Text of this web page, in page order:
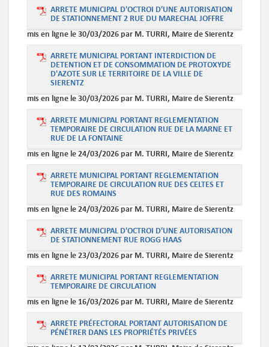
ARRETE MUNICIPAL D'OCTROI D'UNE AUTORISATION
DE STATIONNEMENT 2 RUE DU MARECHAL JOFFRE
mis en ligne le 30/03/2026 par M. TURRI, Maire de Sierentz
ARRETE MUNICIPAL PORTANT INTERDICTION DE
DETENTION ET DE CONSOMMATION DE PROTOXYDE
D'AZOTE SUR LE TERRITOIRE DE LA VILLE DE
SIERENTZ
mis en ligne le 30/03/2026 par M. TURRI, Maire de Sierentz
ARRETE MUNICIPAL PORTANT REGLEMENTATION
TEMPORAIRE DE CIRCULATION RUE DE LA MARNE ET
RUE DE LA FONTAINE
mis en ligne le 24/03/2026 par M. TURRI, Maire de Sierentz
ARRETE MUNICIPAL PORTANT REGLEMENTATION
TEMPORAIRE DE CIRCULATION RUE DES CELTES ET
RUE DES ROMAINS
mis en ligne le 24/03/2026 par M. TURRI, Maire de Sierentz
ARRETE MUNICIPAL D'OCTROI D'UNE AUTORISATION
DE STATIONNEMENT RUE ROGG HAAS
mis en ligne le 23/03/2026 par M. TURRI, Maire de Sierentz
ARRETE MUNICIPAL PORTANT REGLEMENTATION
TEMPORAIRE DE CIRCULATION
mis en ligne le 16/03/2026 par M. TURRI, Maire de Sierentz
ARRETE PRÉFECTORAL PORTANT AUTORISATION DE
PÉNÉTRER DANS LES PROPRIÉTÉS PRIVÉES